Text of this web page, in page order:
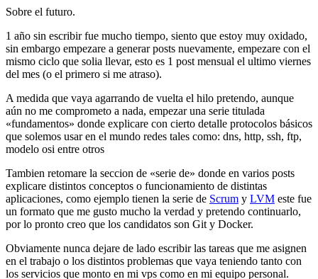
Sobre el futuro.
1 año sin escribir fue mucho tiempo, siento que estoy muy oxidado,
sin embargo empezare a generar posts nuevamente, empezare con el
mismo ciclo que solia llevar, esto es 1 post mensual el ultimo viernes
del mes (o el primero si me atraso).
A medida que vaya agarrando de vuelta el hilo pretendo, aunque
aún no me comprometo a nada, empezar una serie titulada
«fundamentos» donde explicare con cierto detalle protocolos básicos
que solemos usar en el mundo redes tales como: dns, http, ssh, ftp,
modelo osi entre otros
Tambien retomare la seccion de «serie de» donde en varios posts
explicare distintos conceptos o funcionamiento de distintas
aplicaciones, como ejemplo tienen la serie de Scrum y LVM este fue
un formato que me gusto mucho la verdad y pretendo continuarlo,
por lo pronto creo que los candidatos son Git y Docker.
Obviamente nunca dejare de lado escribir las tareas que me asignen
en el trabajo o los distintos problemas que vaya teniendo tanto con
los servicios que monto en mi vps como en mi equipo personal.